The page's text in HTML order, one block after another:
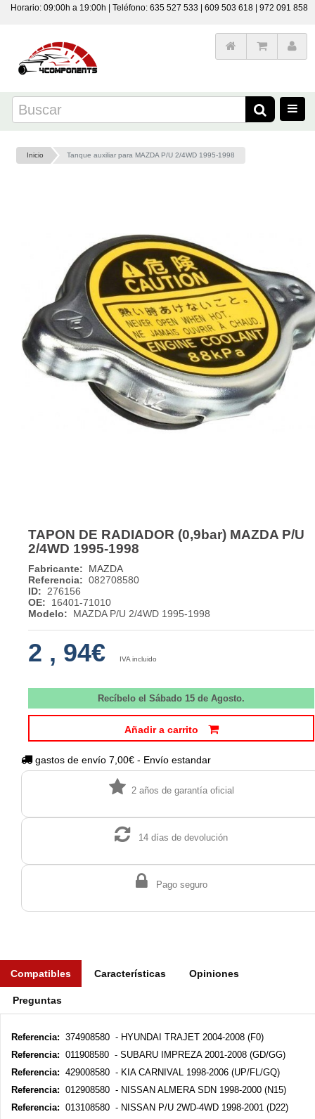
Horario: 09:00h a 19:00h | Teléfono: 635 527 533 | 609 503 618 | 972 091 858
Inicio Tanque auxiliar para MAZDA P/U 2/4WD 1995-1998
TAPON DE RADIADOR (0,9bar) MAZDA P/U
2/4WD 1995-1998
Fabricante:
MAZDA
Referencia: 082708580
ID:
276156
OE:
16401-71010
Modelo:
MAZDA P/U 2/4WD 1995-1998
2 , 94€ IVA incluido
Recíbelo el Sábado 15 de Agosto.
Añadir a carrito
gastos de envío 7,00€ - Envío estandar
2 años de garantía oficial
14 días de devolución
Pago seguro
Compatibles Características Opiniones
Preguntas
Referencia: 374908580 - HYUNDAI TRAJET 2004-2008 (F0)
Referencia: 011908580 - SUBARU IMPREZA 2001-2008 (GD/GG)
Referencia: 429008580 - KIA CARNIVAL 1998-2006 (UP/FL/GQ)
Referencia: 012908580 - NISSAN ALMERA SDN 1998-2000 (N15)
Referencia: 013108580 - NISSAN P/U 2WD-4WD 1998-2001 (D22)